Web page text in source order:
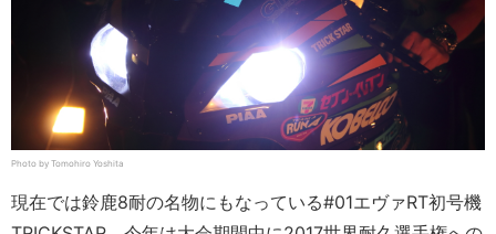
Photo by Tomohiro Yoshita
現在では鈴鹿8耐の名物にもなっている#01エヴァRT初号機